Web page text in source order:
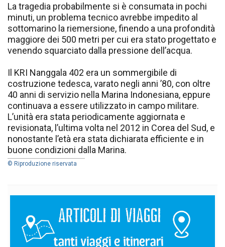
La tragedia probabilmente si è consumata in pochi
minuti, un problema tecnico avrebbe impedito al
sottomarino la riemersione, finendo a una profondità
maggiore dei 500 metri per cui era stato progettato e
venendo squarciato dalla pressione dell’acqua.
Il KRI Nanggala 402 era un sommergibile di
costruzione tedesca, varato negli anni ’80, con oltre
40 anni di servizio nella Marina Indonesiana, eppure
continuava a essere utilizzato in campo militare.
L’unità era stata periodicamente aggiornata e
revisionata, l’ultima volta nel 2012 in Corea del Sud, e
nonostante l’età era stata dichiarata efficiente e in
buone condizioni dalla Marina.
© Riproduzione riservata